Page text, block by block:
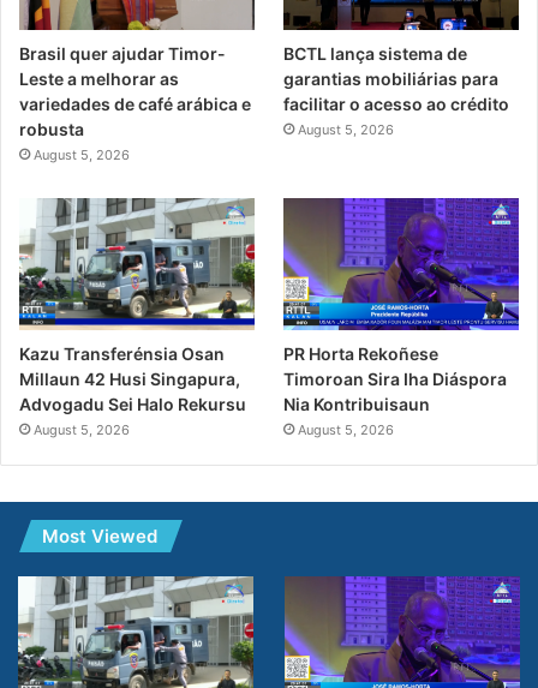
Brasil quer ajudar Timor-
Leste a melhorar as
variedades de café arábica e
robusta
August 5, 2026
BCTL lança sistema de
garantias mobiliárias para
facilitar o acesso ao crédito
August 5, 2026
Kazu Transferénsia Osan
Millaun 42 Husi Singapura,
Advogadu Sei Halo Rekursu
August 5, 2026
PR Horta Rekoñese
Timoroan Sira Iha Diáspora
Nia Kontribuisaun
August 5, 2026
Most Viewed